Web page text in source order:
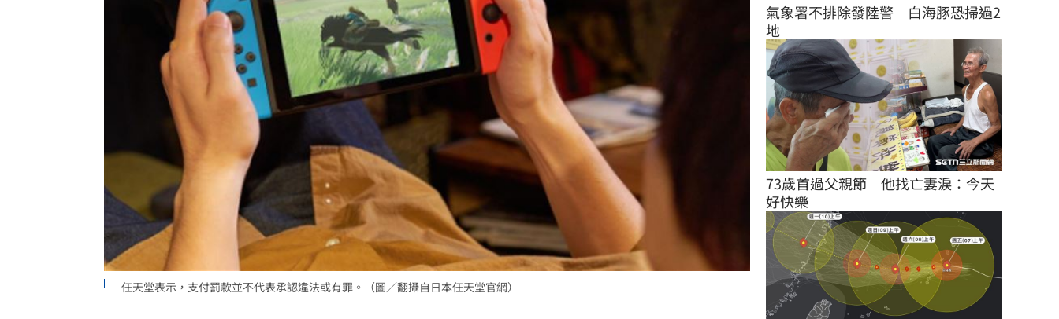
任天堂表示，支付罰款並不代表承認違法或有罪。（圖／翻攝自日本任天堂官網）
氣象署不排除發陸警　白海豚恐掃過2
地
73歲首過父親節　他找亡妻淚：今天
好快樂